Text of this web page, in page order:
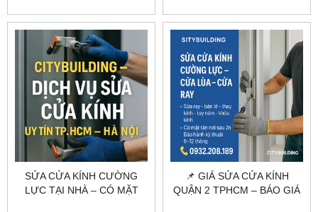
NHANH
SỬA CỬA KÍNH CƯỜNG
LỰC TẠI NHÀ – CÓ MẶT
📌 GIÁ SỬA CỬA KÍNH
QUẬN 2 TPHCM – BÁO GIÁ